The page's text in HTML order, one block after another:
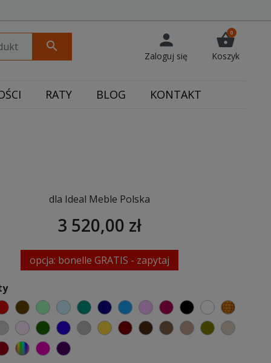
search person
Zaloguj się
shopping_basket
0
Koszyk
RATY BLOG KONTAKT
dla Ideal Meble Polska
3 520,00 zł
opcja: bonelle GRATIS - zapytaj
czerwonyczekoladowy
miętowybłękitnyturkusowy
granatowy
niebieski
różowymalinowy
czarnybiałyzłoty
szary
jasnoszary
jasny różbutelkowa zieleń
ciemno niebieski
szarymusztardowy
kasztanowy
ciemno brązowy
brązowyjasnobrązowy
oliwkowybeżowy
bordowywybór koloru
fuksjafioletowy